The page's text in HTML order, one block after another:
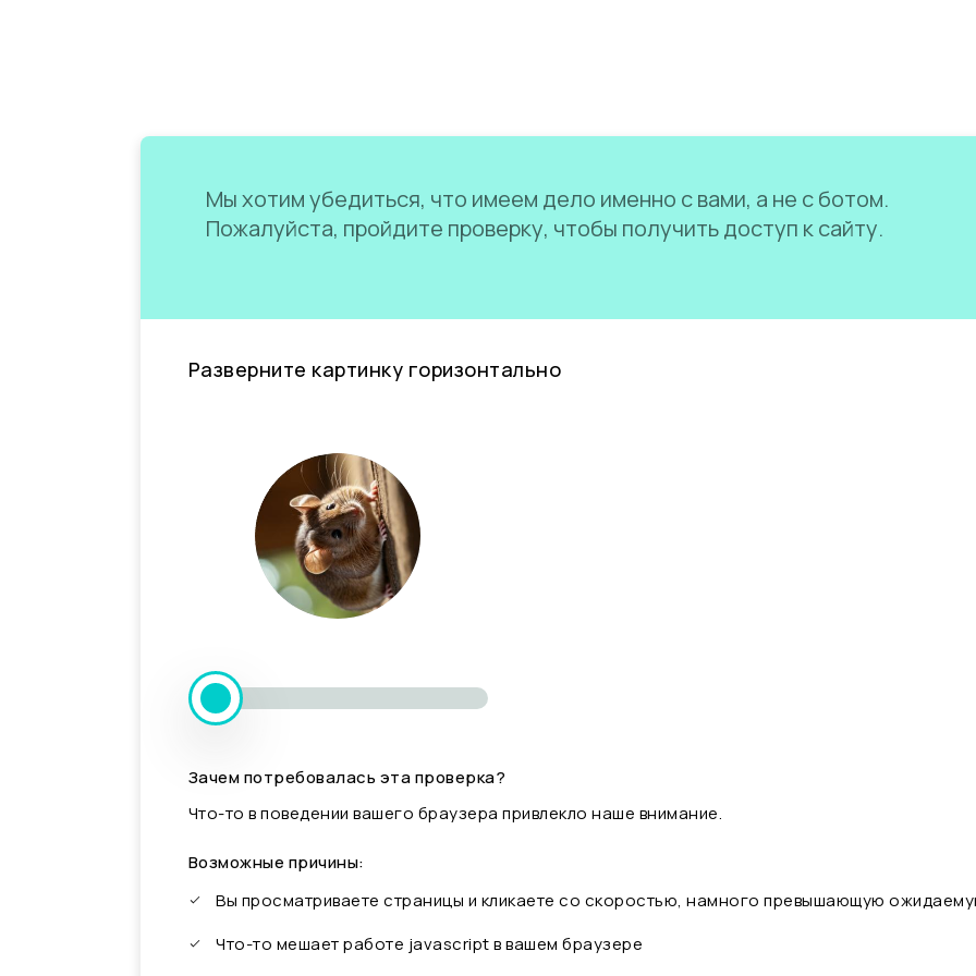
Мы хотим убедиться, что имеем дело именно с вами, а не с ботом.
Пожалуйста, пройдите проверку, чтобы получить доступ к сайту.
Разверните картинку горизонтально
Зачем потребовалась эта проверка?
Что-то в поведении вашего браузера привлекло наше внимание.
Возможные причины:
Вы просматриваете страницы и кликаете со скоростью, намного превышающую
Что-то мешает работе javascript в вашем браузере